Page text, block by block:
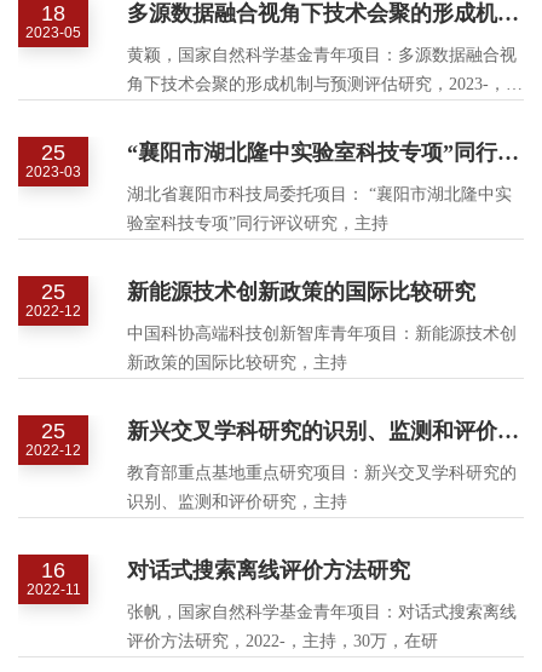
18
2023-05
多源数据融合视角下技术会聚的形成机制与预测评估研究
黄颖，国家自然科学基金青年项目：多源数据融合视
角下技术会聚的形成机制与预测评估研究，2023-，主
25
2023-03
“襄阳市湖北隆中实验室科技专项”同行评议研究
湖北省襄阳市科技局委托项目： “襄阳市湖北隆中实
验室科技专项”同行评议研究，主持
25
2022-12
新能源技术创新政策的国际比较研究
中国科协高端科技创新智库青年项目：新能源技术创
新政策的国际比较研究，主持
25
2022-12
新兴交叉学科研究的识别、监测和评价研究
教育部重点基地重点研究项目：新兴交叉学科研究的
识别、监测和评价研究，主持
16
2022-11
对话式搜索离线评价方法研究
张帆，国家自然科学基金青年项目：对话式搜索离线
评价方法研究，2022-，主持，30万，在研